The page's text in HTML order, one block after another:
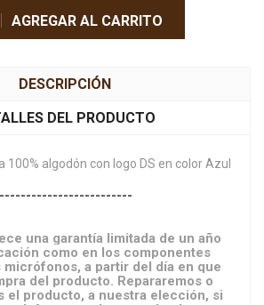
AGREGAR AL CARRITO
DESCRIPCIÓN
DEL PRODUCTO
100% algodón con logo DS en color Azul
una garantía limitada de un año
como en los componentes
a partir del día en que
del producto. Repararemos o
el producto, a nuestra elección, si